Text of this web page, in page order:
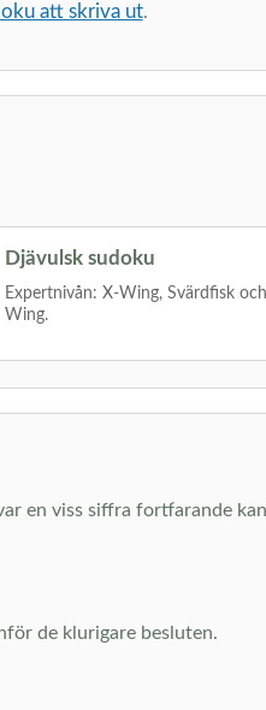
att skriva ut.
Djävulsk sudoku
Expertnivån: X-Wing, Svärdfisk
Wing.
en viss siffra fortfarande
de klurigare besluten.